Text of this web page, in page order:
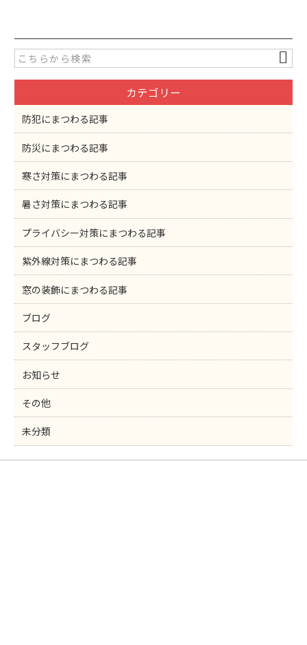
e
b
o
o
k
er
カテゴリー
防犯にまつわる記事
防災にまつわる記事
寒さ対策にまつわる記事
暑さ対策にまつわる記事
プライバシー対策にまつわる記事
紫外線対策にまつわる記事
窓の装飾にまつわる記事
ブログ
スタッフブログ
お知らせ
その他
未分類